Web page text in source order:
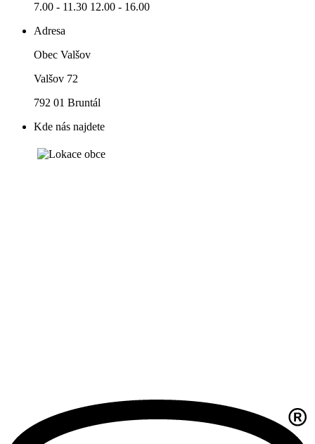
7.00 - 11.30 12.00 - 16.00
Adresa
Obec Valšov
Valšov 72
792 01 Bruntál
Kde nás najdete